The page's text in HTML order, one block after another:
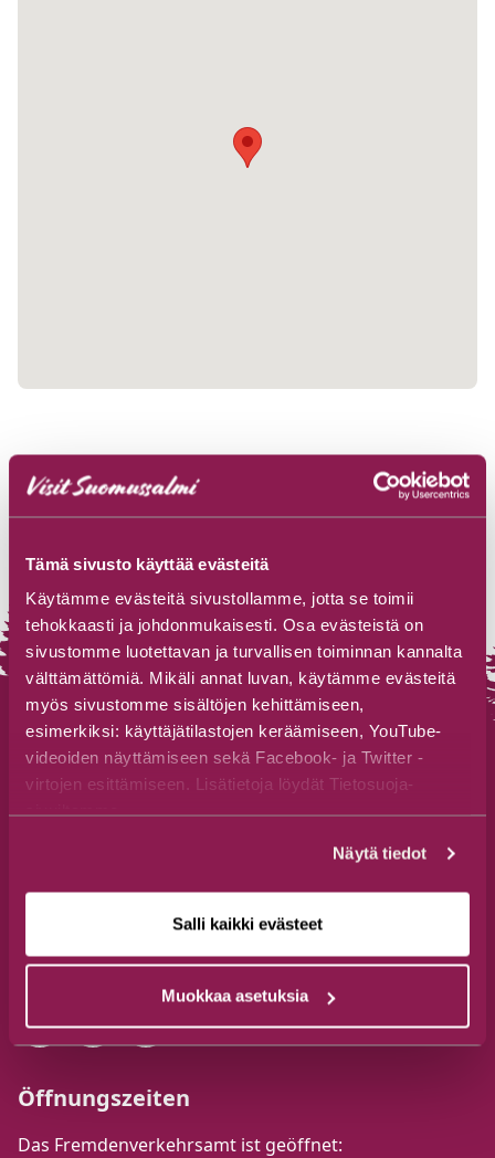
Tämä sivusto käyttää evästeitä
Käytämme evästeitä sivustollamme, jotta se toimii
tehokkaasti ja johdonmukaisesti. Osa evästeistä on
sivustomme luotettavan ja turvallisen toiminnan kannalta
välttämättömiä. Mikäli annat luvan, käytämme evästeitä
myös sivustomme sisältöjen kehittämiseen,
esimerkiksi: käyttäjätilastojen keräämiseen, YouTube-
videoiden näyttämiseen sekä Facebook- ja Twitter -
virtojen esittämiseen. Lisätietoja löydät Tietosuoja-
sivuiltamme.
Näytä tiedot
Salli kaikki evästeet
Muokkaa asetuksia
Folge uns
Öffnungszeiten
Das Fremdenverkehrsamt ist geöffnet: